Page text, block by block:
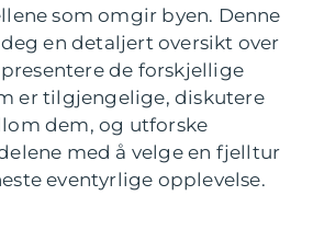
som omgir byen. Denne
en detaljert oversikt over
de forskjellige
er tilgjengelige, diskutere
dem, og utforske
med å velge en fjelltur
eventyrlige opplevelse.